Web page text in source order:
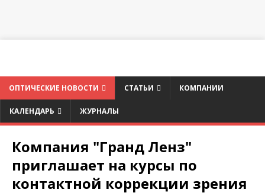
ОПТИЧЕСКИЕ НОВОСТИ СТАТЬИ КОМПАНИИ
КАЛЕНДАРЬ ЖУРНАЛЫ
Компания "Гранд Ленз"
приглашает на курсы по
контактной коррекции зрения